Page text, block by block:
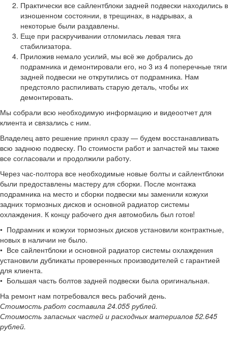
Практически все сайлентблоки задней подвески находились в
изношенном состоянии, в трещинах, в надрывах, а
некоторые были раздавлены.
Еще при раскручивании отломилась левая тяга
стабилизатора.
Приложив немало усилий, мы всё же добрались до
подрамника и демонтировали его, но 3 из 4 поперечные тяги
задней подвески не открутились от подрамника. Нам
предстояло распиливать старую деталь, чтобы их
демонтировать.
Мы собрали всю необходимую информацию и видеоотчет для
клиента и связались с ним.
Владелец авто решение принял сразу — будем восстанавливать
всю заднюю подвеску. По стоимости работ и запчастей мы также
все согласовали и продолжили работу.
Через час-полтора все необходимые новые болты и сайлентблоки
были предоставлены мастеру для сборки. После монтажа
подрамника на место и сборки подвески мы заменили кожухи
задних тормозных дисков и основной радиатор системы
охлаждения. К концу рабочего дня автомобиль был готов!
•⁠ ⁠Подрамник и кожухи тормозных дисков установили контрактные,
новых в наличии не было.
•⁠ ⁠Все сайлентблоки и основной радиатор системы охлаждения
установили дубликаты проверенных производителей с гарантией
для клиента.
•⁠ ⁠Большая часть болтов задней подвески была оригинальная.
На ремонт нам потребовался весь рабочий день.
Стоимость работ составила 24.055 рублей.
Стоимость запасных частей и расходных материалов 52.645
рублей.